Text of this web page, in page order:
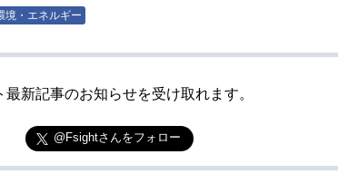
境・エネルギー
最新記事のお知らせを受け取れます。
@Fsightさんをフォロー